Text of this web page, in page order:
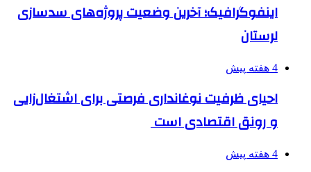
اینفوگرافیک؛ آخرین وضعیت پروژه‌های سدسازی
لرستان
4 هفته پیش
احیای ظرفیت نوغانداری فرصتی برای اشتغال‌زایی
و رونق اقتصادی است
4 هفته پیش